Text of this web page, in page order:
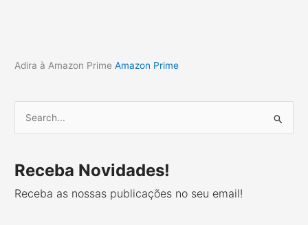
Adira à Amazon PrimeAmazon Prime
rReceba Novidades!
Receba as nossas publicações no seu email!